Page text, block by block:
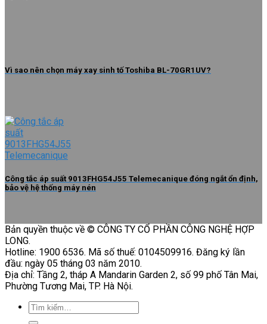
Vì sao nên chọn máy xay sinh tố Toshiba BL-70GR1UV?
Công tắc áp suất 9013FHG54J55 Telemecanique đóng ngắt ổn định,
bảo vệ hệ thống máy nén
Bản quyền thuộc về © CÔNG TY CỔ PHẦN CÔNG NGHỆ HỢP
LONG.
Hotline: 1900 6536. Mã số thuế: 0104509916. Đăng ký lần
đầu: ngày 05 tháng 03 năm 2010.
Địa chỉ: Tầng 2, tháp A Mandarin Garden 2, số 99 phố Tân Mai,
Phường Tương Mai, TP. Hà Nội.
Tìm
kiếm: